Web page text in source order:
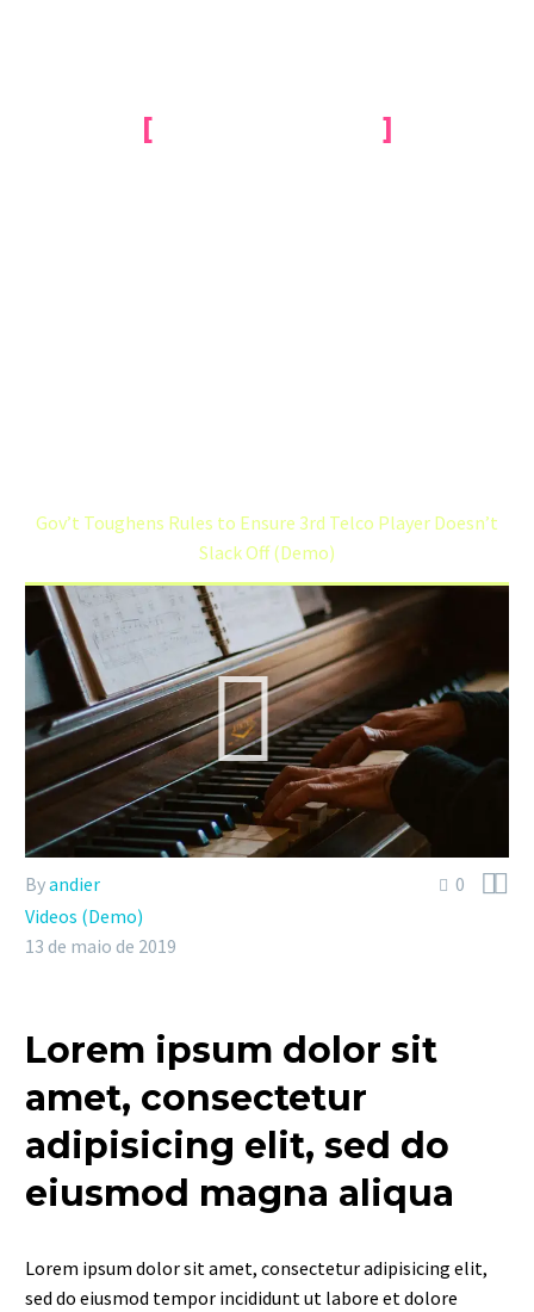
[ ]
Gov’t Toughens Rules to Ensure 3rd Telco Player Doesn’t
Slack Off (Demo)
0 
Byandier
Videos (Demo)
13 de maio de 2019
Lorem ipsum dolor sit
amet, consectetur
adipisicing elit, sed do
eiusmod magna aliqua
Lorem ipsum dolor sit amet, consectetur adipisicing elit,
sed do eiusmod tempor incididunt ut labore et dolore